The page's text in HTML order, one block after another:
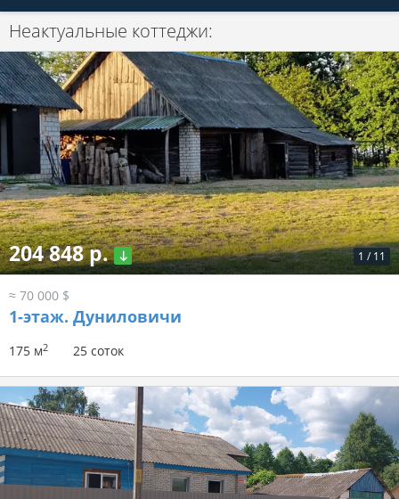
Неактуальные коттеджи:
1 / 11
204 848 р.
≈ 70 000 $
1-этаж. Дуниловичи
175 м2 25 соток